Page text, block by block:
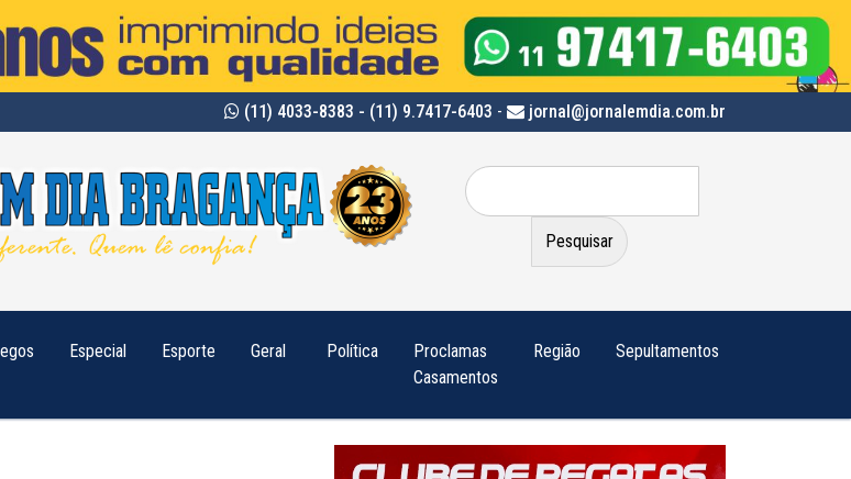
(11) 4033-8383 - (11) 9.7417-6403 - jornal@jornalemdia.com.br
Pesquisar
por:
Especial Esporte Geral Política
Proclamas
Casamentos
Região Sepultamentos